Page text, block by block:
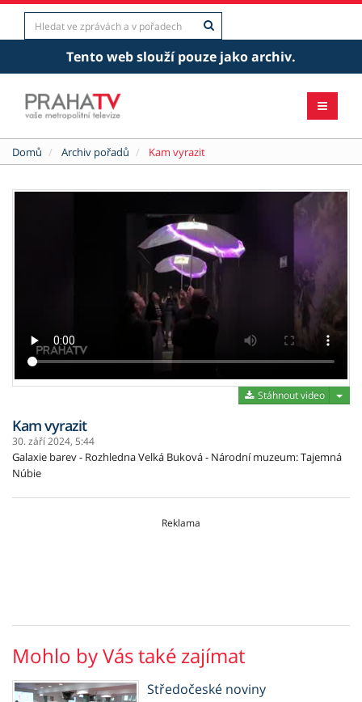
Tento web slouží pouze jako archiv.
Domů Archiv pořadů Kam vyrazit
Stáhnout video
Kam vyrazit
30. září 2024, 5:44
Galaxie barev - Rozhledna Velká Buková - Národní muzeum: Tajemná
Núbie
Reklama
Mohlo by Vás také zajímat
Středočeské noviny